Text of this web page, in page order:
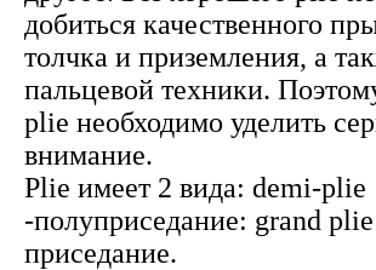
добиться качественного
толчка и приземления, а
пальцевой техники.
plie необходимо уделить
внимание.
Plie имеет 2 вида: demi-plie
-полуприседание: grand
приседание.